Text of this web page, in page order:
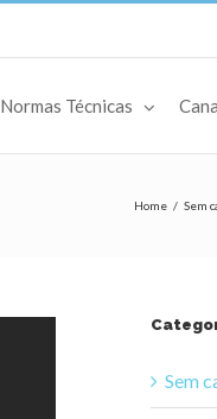
Normas Técnicas
Home / Sem
Sem